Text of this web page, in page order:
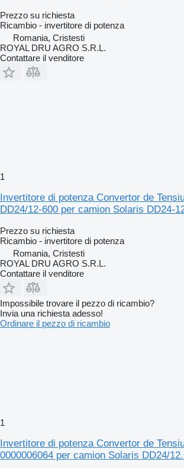
Prezzo su richiesta
Ricambio - invertitore di potenza
Romania, Cristesti
ROYAL DRU AGRO S.R.L.
Contattare il venditore
1
Invertitore di potenza Convertor de
DD24/12-600 per camion Solaris DD24-
Prezzo su richiesta
Ricambio - invertitore di potenza
Romania, Cristesti
ROYAL DRU AGRO S.R.L.
Contattare il venditore
Impossibile trovare il pezzo di ricambio?
Invia una richiesta adesso!
Ordinare il pezzo di ricambio
1
Invertitore di potenza Convertor de
0000006064 per camion Solaris DD24/